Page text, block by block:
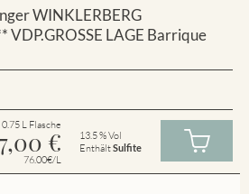
WINKLERBERG
VDP.GROSSE LAGE Barrique
0.75 L Flasche
€
76.00€/L
13.5 % Vol
EnthältSulfite